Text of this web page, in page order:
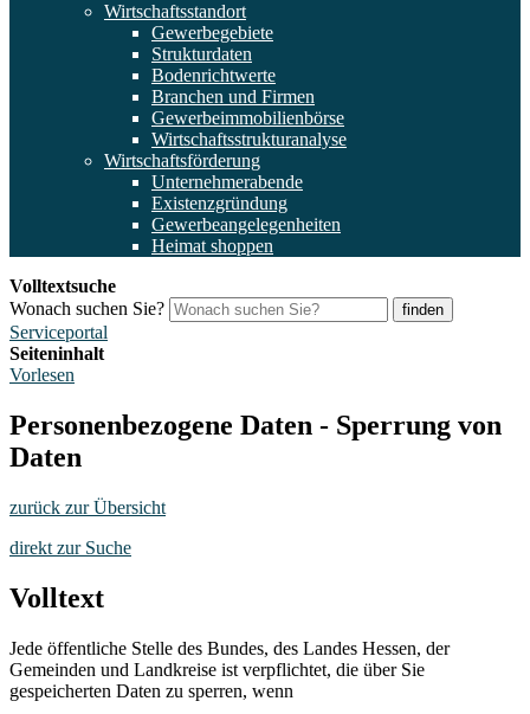
Wirtschaftsstandort
Gewerbegebiete
Strukturdaten
Bodenrichtwerte
Branchen und Firmen
Gewerbeimmobilienbörse
Wirtschaftsstrukturanalyse
Wirtschaftsförderung
Unternehmerabende
Existenzgründung
Gewerbeangelegenheiten
Heimat shoppen
Volltextsuche
Wonach suchen Sie?
finden
Serviceportal
Seiteninhalt
Vorlesen
Personenbezogene Daten - Sperrung von
Daten
zurück zur Übersicht
direkt zur Suche
Volltext
Jede öffentliche Stelle des Bundes, des Landes Hessen, der
Gemeinden und Landkreise ist verpflichtet, die über Sie
gespeicherten Daten zu sperren, wenn